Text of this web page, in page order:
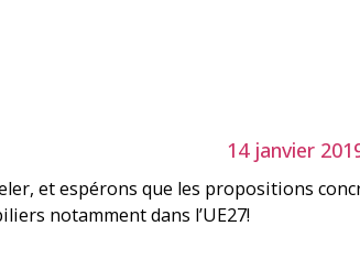
14 janvier
et espérons que les propositions
notamment dans l’UE27!